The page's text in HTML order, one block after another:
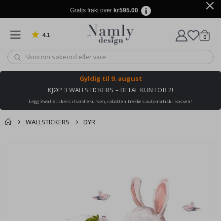
Gratis frakt over kr595.00
4.1 Basert på 1029 stemmer 0varer
Gyldig til 9. august
KJØP 3 WALLSTICKERS – BETAL KUN FOR 2!
Legg 3 wallstickers i handlekurven, rabatten trekkes automatisk i kassen!
WALLSTICKERS DYR